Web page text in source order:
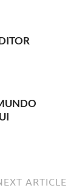
ARTICLE